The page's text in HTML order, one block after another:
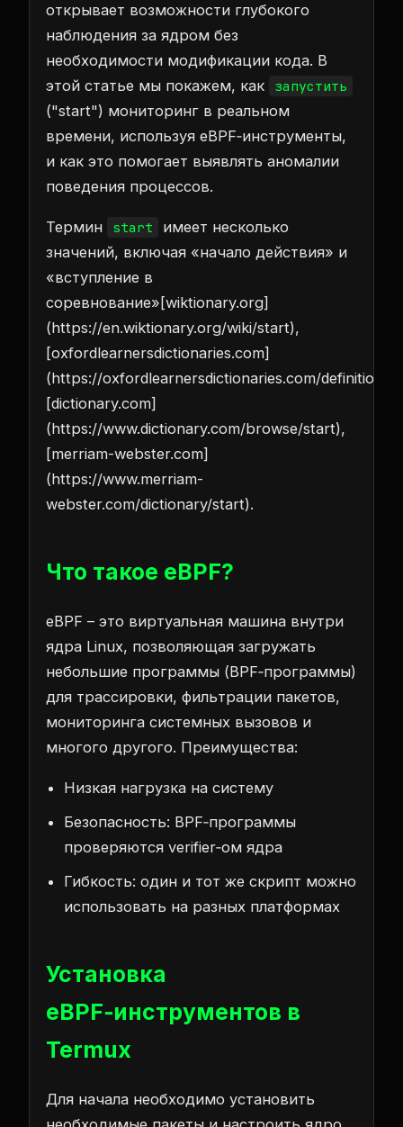
открывает возможности глубокого
наблюдения за ядром без
необходимости модификации кода. В
этой статье мы покажем, как
запустить
("start") мониторинг в реальном
времени, используя eBPF‑инструменты,
и как это помогает выявлять аномалии
поведения процессов.
Термин start
имеет несколько
значений, включая «начало действия» и
«вступление в
соревнование»[wiktionary.org]
(https://en.wiktionary.org/wiki/start),
[oxfordlearnersdictionaries.com]
(https://oxfordlearnersdictionaries.com/definition/
[dictionary.com]
(https://www.dictionary.com/browse/start),
[merriam-webster.com]
(https://www.merriam-
webster.com/dictionary/start).
Что такое eBPF?
eBPF – это виртуальная машина внутри
ядра Linux, позволяющая загружать
небольшие программы (BPF‑программы)
для трассировки, фильтрации пакетов,
мониторинга системных вызовов и
многого другого. Преимущества:
Низкая нагрузка на систему
Безопасность: BPF‑программы
проверяются verifier‑ом ядра
Гибкость: один и тот же скрипт можно
использовать на разных платформах
Установка
eBPF‑инструментов в
Termux
Для начала необходимо установить